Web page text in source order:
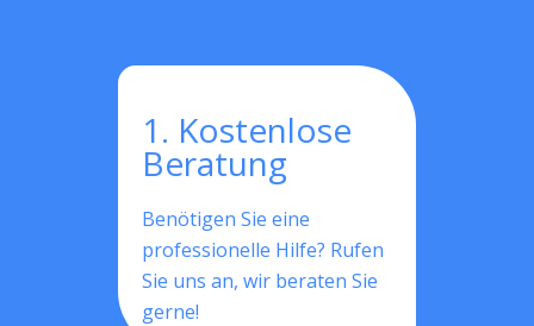
1. Kostenlose
Beratung
Benötigen Sie eine
professionelle Hilfe? Rufen
Sie uns an, wir beraten Sie
gerne!